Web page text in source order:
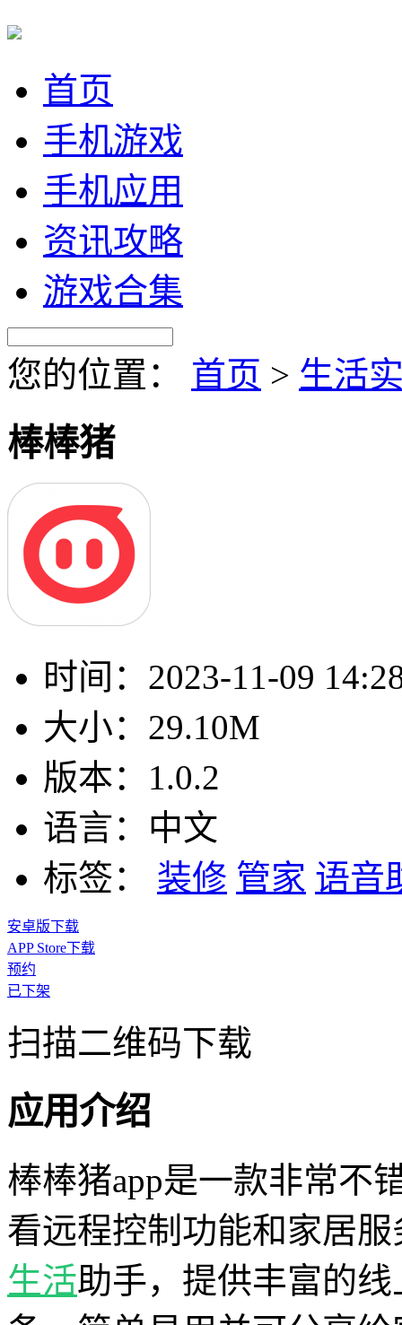
首页
手机游戏
手机应用
资讯攻略
游戏合集
您的位置： 首页 > 生活
棒棒猪
时间： 2023-11-09
大小： 29.10M
版本： 1.0.2
语言： 中文
标签：
装修 管家 语音
安卓版下载
APP Store下载
预约
已下架
扫描二维码下载
应用介绍
棒棒猪app是一款非常不
看远程控制功能和家居
生活助手，提供丰富的